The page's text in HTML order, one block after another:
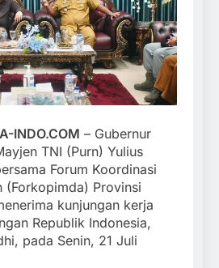
INDO.COM – Gubernur
TNI (Purn) Yulius
Forum Koordinasi
(Forkopimda) Provinsi
kunjungan kerja
Republik Indonesia,
pada Senin, 21 Juli